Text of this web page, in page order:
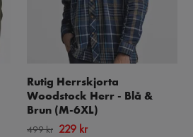
Rutig Herrskjorta
Woodstock Herr - Blå &
Brun (M-6XL)
499 kr 229 kr